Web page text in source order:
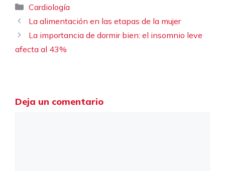
Categorías
Cardiología
La alimentación en las etapas de la mujer
La importancia de dormir bien: el insomnio leve
afecta al 43%
Deja un comentario